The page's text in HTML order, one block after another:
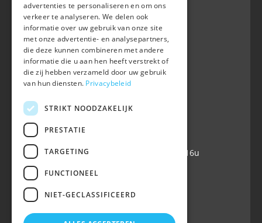
BWP
Waversebaan 99
B-3050 OUD-HEVERLEE
+32 (0) 16 47 99 80
+32 (0) 16 47 99 85
info@belgian-warmblood.com
VAT BE 0410.346.424
IBAN BE40 7364 0368 4863
Open every working day: 9u-12u & 13-16u
Follow us
advertenties te personaliseren en om ons
verkeer te analyseren. We delen ook
informatie over uw gebruik van onze site
met onze advertentie- en analysepartners,
die deze kunnen combineren met andere
informatie die u aan hen heeft verstrekt of
die zij hebben verzameld door uw gebruik
van hun diensten. Privacybeleid
STRIKT NOODZAKELIJK
PRESTATIE
TARGETING
FUNCTIONEEL
NIET-GECLASSIFICEERD